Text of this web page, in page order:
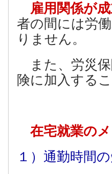
雇用関係が
者の間には労
りません。
また、労災保
険に加入する
在宅就業の
１）通勤時間